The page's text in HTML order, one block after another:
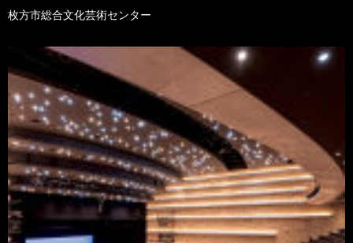
枚方市総合文化芸術センター